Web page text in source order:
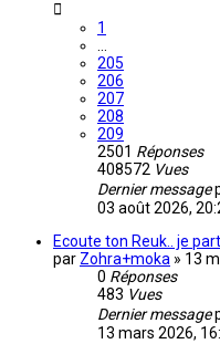
1
205
206
207
208
209
2501 Réponses
408572 Vues
Dernier message
03 août 2026,
Ecoute ton Reuk.. je
par Zohra+moka » 13
0 Réponses
483 Vues
Dernier message
13 mars 2026,